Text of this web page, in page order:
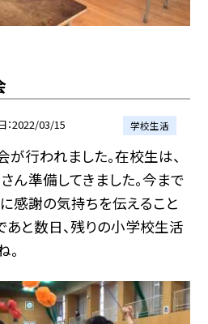
2022/03/15 学校生活
行われました。在校生は、
ん準備してきました。今まで
感謝の気持ちを伝えること
あと数日、残りの小学校生活